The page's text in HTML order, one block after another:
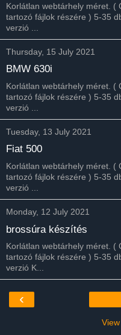
Korlátlan webtárhely méret. (
tartozó fájlok részére ) 5-35
verzió ...
Thursday, 15 July 2021
BMW 630i
Korlátlan webtárhely méret. (
tartozó fájlok részére ) 5-35
verzió ...
Tuesday, 13 July 2021
Fiat 500
Korlátlan webtárhely méret. (
tartozó fájlok részére ) 5-35
verzió ...
Monday, 12 July 2021
brossúra készítés
Korlátlan webtárhely méret. (
tartozó fájlok részére ) 5-35
verzió K...
‹